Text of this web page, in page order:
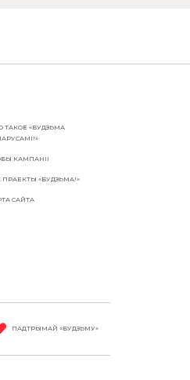
ТАКОЕ «БУДЗЬМА
КАМПАНІІ
ПРАЕКТЫ «БУДЗЬМА!»
САЙТА
ПАДТРЫМАЙ «БУДЗЬМУ»